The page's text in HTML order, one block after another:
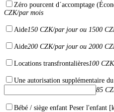
Zéro pourcent d´accomptage
CZK/par mois
Aide150 CZK/par jour ou 1500
Aide200 CZK/par jour ou 2000
Locations transfrontalières100
Une autorisation supplémentaire
85
Bébé / siège enfant Peser l'enfant